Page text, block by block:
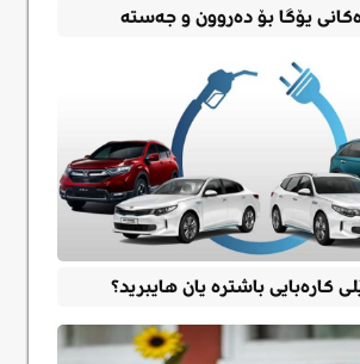
یۆگا بۆ دەروون و جەستە
کارەبایی باشترە یان هایبرید؟